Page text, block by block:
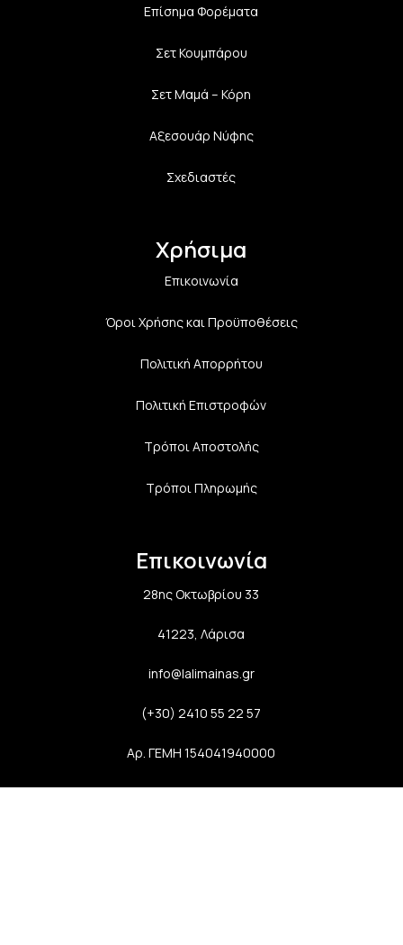
Επίσημα Φορέματα
Σετ Κουμπάρου
Σετ Μαμά – Κόρη
Αξεσουάρ Νύφης
Σχεδιαστές
Χρήσιμα
Επικοινωνία
Όροι Χρήσης και Προϋποθέσεις
Πολιτική Aπορρήτου
Πολιτική Επιστροφών
Τρόποι Αποστολής
Τρόποι Πληρωμής
Επικοινωνία
28ης Οκτωβρίου 33
41223, Λάρισα
info@lalimainas.gr
(+30) 2410 55 22 57
Αρ. ΓΕΜΗ 154041940000
Ακολουθήστε μας